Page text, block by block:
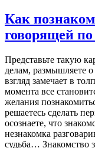
Как
говорящей
Представьте такую
делам, размышляете
взгляд замечает в
момента все
желания
решаетесь сделать
осознаете, что
незнакомка
судьба… Знакомство